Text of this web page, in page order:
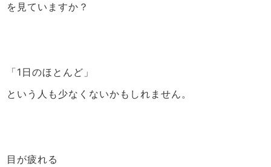
を見ていますか？
「1日のほとんど」
という人も少なくないかもしれません。
目が疲れる